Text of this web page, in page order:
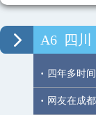
A6 四川
· 四年多时
· 网友在成